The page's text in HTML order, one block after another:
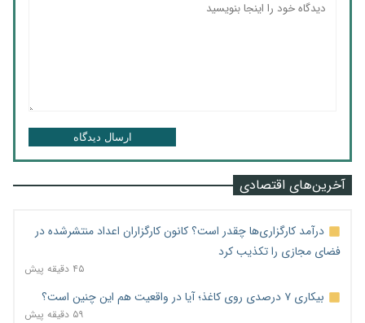
ارسال دیدگاه
آخرین‌های اقتصادی
درآمد کارگزاری‌ها چقدر است؟ کانون کارگزاران اعداد منتشرشده در
فضای مجازی را تکذیب کرد
۴۵ دقیقه پیش
بیکاری ۷ درصدی روی کاغذ؛ آیا در واقعیت هم این چنین است؟
۵۹ دقیقه پیش